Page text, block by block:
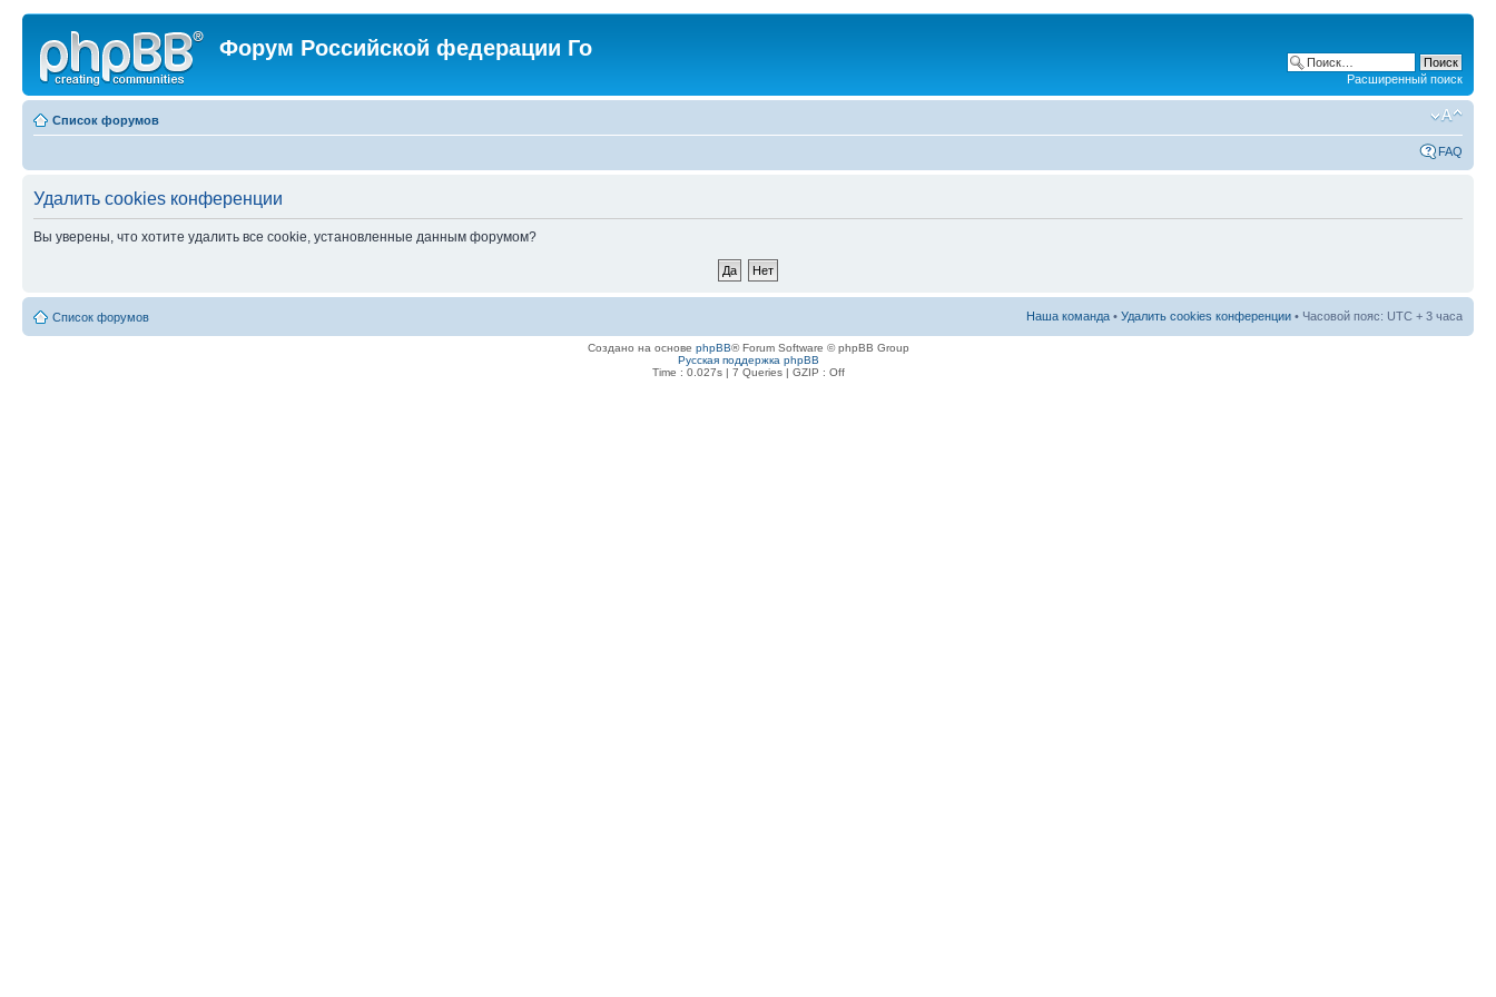
Форум Российской федерации Го
Расширенный поиск
Список форумов
FAQ
Удалить cookies конференции
Вы уверены, что хотите удалить все cookie, установленные данным форумом?
Список форумов Наша команда • Удалить cookies конференции • Часовой пояс: UTC + 3 часа
Создано на основе phpBB® Forum Software © phpBB Group
Русская поддержка phpBB
Time : 0.027s | 7 Queries | GZIP : Off